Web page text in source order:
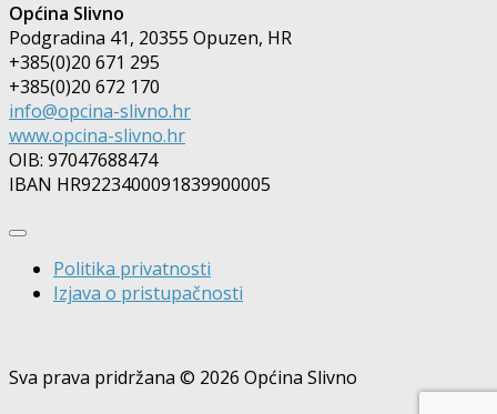
Općina Slivno
Podgradina 41, 20355 Opuzen, HR
+385(0)20 671 295
+385(0)20 672 170
info@opcina-slivno.hr
www.opcina-slivno.hr
OIB: 97047688474
IBAN HR9223400091839900005
Politika privatnosti
Izjava o pristupačnosti
Sva prava pridržana © 2026 Općina Slivno